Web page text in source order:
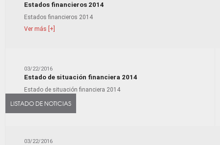
LISTADO DE NOTICIAS
Estados financieros 2014
Estados financieros 2014
Ver más [+]
03/22/2016
Estado de situación financiera 2014
Estado de situación financiera 2014
Ver más [+]
03/22/2016